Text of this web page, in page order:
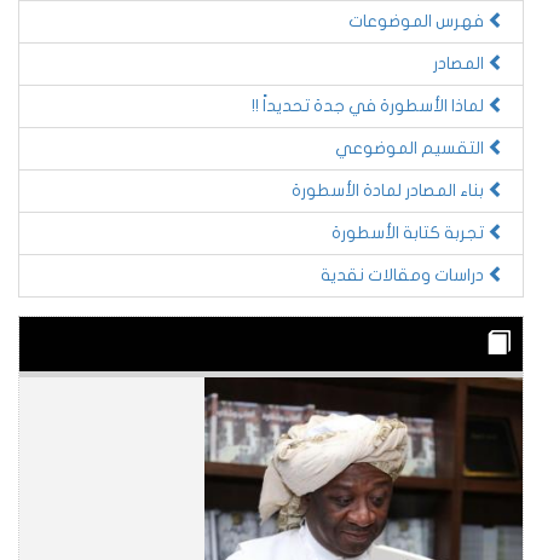
فهرس الموضوعات
المصادر
لماذا الأسطورة في جدة تحديداً !!
التقسيم الموضوعي
بناء المصادر لمادة الأسطورة
تجربة كتابة الأسطورة
دراسات ومقالات نقدية